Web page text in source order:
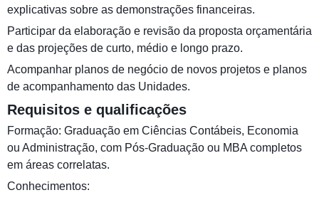
explicativas sobre as demonstrações financeiras.
Participar da elaboração e revisão da proposta orçamentária
e das projeções de curto, médio e longo prazo.
Acompanhar planos de negócio de novos projetos e planos
de acompanhamento das Unidades.
Requisitos e qualificações
Formação: Graduação em Ciências Contábeis, Economia
ou Administração, com Pós-Graduação ou MBA completos
em áreas correlatas.
Conhecimentos: